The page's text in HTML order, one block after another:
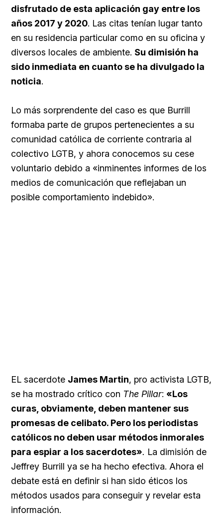
disfrutado de esta aplicación gay entre los
años 2017 y 2020. Las citas tenían lugar tanto
en su residencia particular como en su oficina y
diversos locales de ambiente. Su dimisión ha
sido inmediata en cuanto se ha divulgado la
noticia.
Lo más sorprendente del caso es que Burrill
formaba parte de grupos pertenecientes a su
comunidad católica de corriente contraria al
colectivo LGTB, y ahora conocemos su cese
voluntario debido a «inminentes informes de los
medios de comunicación que reflejaban un
posible comportamiento indebido».
EL sacerdote James Martin, pro activista LGTB,
se ha mostrado crítico con The Pillar: «Los
curas, obviamente, deben mantener sus
promesas de celibato. Pero los periodistas
católicos no deben usar métodos inmorales
para espiar a los sacerdotes». La dimisión de
Jeffrey Burrill ya se ha hecho efectiva. Ahora el
debate está en definir si han sido éticos los
métodos usados para conseguir y revelar esta
información.